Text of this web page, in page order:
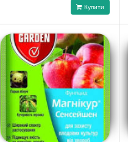
Купити